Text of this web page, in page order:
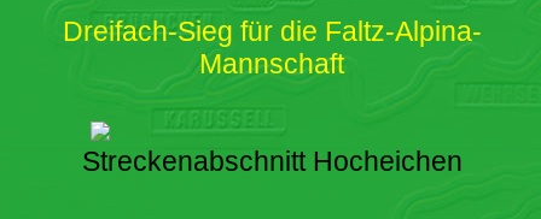
Dreifach-Sieg für die Faltz-Alpina-
Mannschaft
Streckenabschnitt Hocheichen